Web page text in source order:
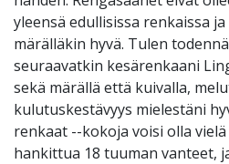
yleensä edullisissa renkaissa
märälläkin hyvä. Tulen
seuraavatkin kesärenkaani
sekä märällä että kuivalla,
kulutuskestävyys mielestäni
renkaat --kokoja voisi olla
hankittua 18 tuuman vanteet,